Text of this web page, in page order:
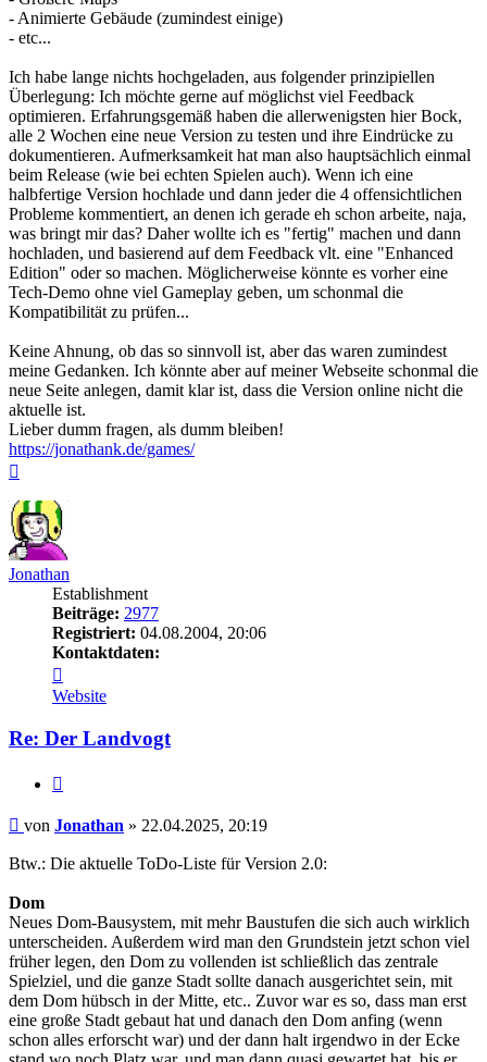
- Animierte Gebäude (zumindest einige)
- etc...
Ich habe lange nichts hochgeladen, aus folgender prinzipiellen
Überlegung: Ich möchte gerne auf möglichst viel Feedback
optimieren. Erfahrungsgemäß haben die allerwenigsten hier Bock,
alle 2 Wochen eine neue Version zu testen und ihre Eindrücke zu
dokumentieren. Aufmerksamkeit hat man also hauptsächlich einmal
beim Release (wie bei echten Spielen auch). Wenn ich eine
halbfertige Version hochlade und dann jeder die 4 offensichtlichen
Probleme kommentiert, an denen ich gerade eh schon arbeite, naja,
was bringt mir das? Daher wollte ich es "fertig" machen und dann
hochladen, und basierend auf dem Feedback vlt. eine "Enhanced
Edition" oder so machen. Möglicherweise könnte es vorher eine
Tech-Demo ohne viel Gameplay geben, um schonmal die
Kompatibilität zu prüfen...
Keine Ahnung, ob das so sinnvoll ist, aber das waren zumindest
meine Gedanken. Ich könnte aber auf meiner Webseite schonmal die
neue Seite anlegen, damit klar ist, dass die Version online nicht die
aktuelle ist.
Lieber dumm fragen, als dumm bleiben!
https://jonathank.de/games/
Jonathan
Establishment
Beiträge: 2977
Registriert: 04.08.2004, 20:06
Kontaktdaten:
von
Jonathan
Website
Re: Der Landvogt
Beitrag
von Jonathan » 22.04.2025, 20:19
Btw.: Die aktuelle ToDo-Liste für Version 2.0:
Dom
Neues Dom-Bausystem, mit mehr Baustufen die sich auch wirklich
unterscheiden. Außerdem wird man den Grundstein jetzt schon viel
früher legen, den Dom zu vollenden ist schließlich das zentrale
Spielziel, und die ganze Stadt sollte danach ausgerichtet sein, mit
dem Dom hübsch in der Mitte, etc.. Zuvor war es so, dass man erst
eine große Stadt gebaut hat und danach den Dom anfing (wenn
schon alles erforscht war) und der dann halt irgendwo in der Ecke